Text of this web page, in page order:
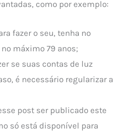
como por exemplo:
fazer o seu, tenha no
máximo 79 anos;
se suas contas de luz
é necessário regularizar a
post ser publicado este
só está disponível para